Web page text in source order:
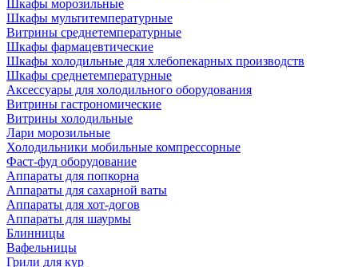
Шкафы морозильные
Шкафы мультитемпературные
Витрины среднетемпературные
Шкафы фармацевтические
Шкафы холодильные для хлебопекарных производств
Шкафы среднетемпературные
Аксессуары для холодильного оборудования
Витрины гастрономические
Витрины холодильные
Лари морозильные
Холодильники мобильные компрессорные
Фаст-фуд оборудование
Аппараты для попкорна
Аппараты для сахарной ваты
Аппараты для хот-догов
Аппараты для шаурмы
Блинницы
Вафельницы
Грили для кур